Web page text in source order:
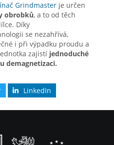
Grindmaster je určen
obrobků, a to od těch
Díky
se nezahřívá,
i při výpadku proudu a
zajistí jednoduché
demagnetizaci.
LinkedIn